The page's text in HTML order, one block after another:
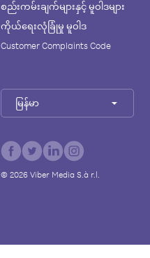
စည်းကမ်းချက်များနှင့် မူဝါဒများ
ကိုယ်ရေးလုံခြုံမှု မူဝါဒ
Customer Complaints Code
မြန်မာ
© 2026Viber Media S.à r.l.